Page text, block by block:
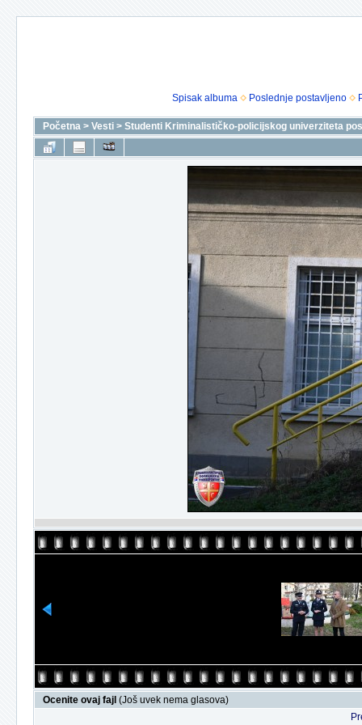
Spisak albuma Poslednje postavljeno
Početna > Vesti > Studenti Kriminalističko-policijskog univerziteta
Ocenite ovaj fajl (Još uvek nema glasova)